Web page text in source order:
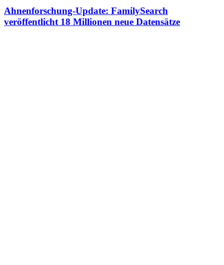
Ahnenforschung-Update: FamilySearch
veröffentlicht 18 Millionen neue Datensätze